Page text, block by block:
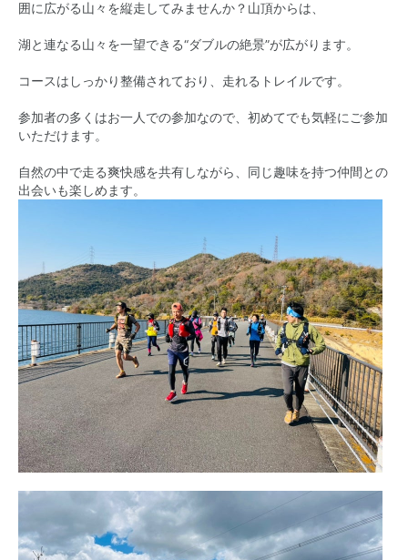
囲に広がる山々を縦走してみませんか？山頂からは、
湖と連なる山々を一望できる“ダブルの絶景”が広がります。
コースはしっかり整備されており、走れるトレイルです。
参加者の多くはお一人での参加なので、初めてでも気軽にご参加
いただけます。
自然の中で走る爽快感を共有しながら、同じ趣味を持つ仲間との
出会いも楽しめます。